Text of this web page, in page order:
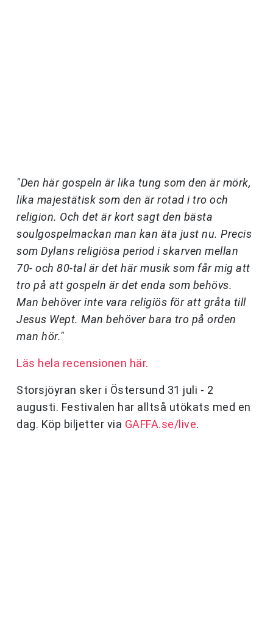
"Den här gospeln är lika tung som den är mörk,
lika majestätisk som den är rotad i tro och
religion. Och det är kort sagt den bästa
soulgospelmackan man kan äta just nu. Precis
som Dylans religiösa period i skarven mellan
70- och 80-tal är det här musik som får mig att
tro på att gospeln är det enda som behövs.
Man behöver inte vara religiös för att gråta till
Jesus Wept. Man behöver bara tro på orden
man hör."
Läs hela recensionen här.
Storsjöyran sker i Östersund 31 juli - 2
augusti. Festivalen har alltså utökats med en
dag. Köp biljetter via GAFFA.se/live.